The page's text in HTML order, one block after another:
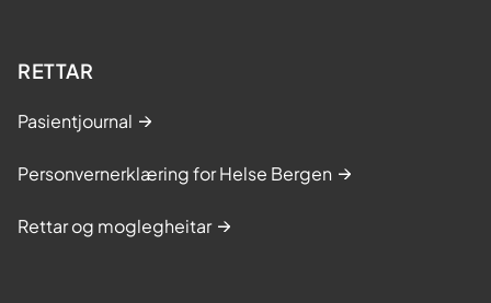
RETTAR
Pasientjournal
Personvernerklæring for Helse Bergen
Rettar og moglegheitar